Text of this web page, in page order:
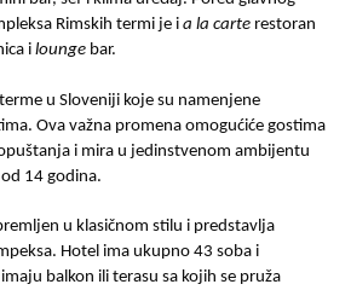
Rimskih termi je i a la carte restoran
i lounge bar.
u Sloveniji koje su namenjene
Ova važna promena omogućiće gostima
i mira u jedinstvenom ambijentu
14 godina.
u klasičnom stilu i predstavlja
Hotel ima ukupno 43 soba i
balkon ili terasu sa kojih se pruža